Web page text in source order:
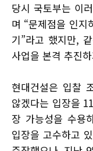
당시 국토부는 이
며 “문제점을 인지
기”라고 했지만,
사업을 본격 추진
현대건설은 입찰
않겠다는 입장을
장 가능성을 수용
입장을 고수하고